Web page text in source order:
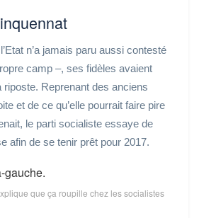
n’a jamais paru aussi contesté
camp –, ses fidèles avaient
riposte. Reprenant des anciens
et de ce qu’elle pourrait faire pire
le parti socialiste essaye de
afin de se tenir prêt pour 2017.
que ça roupille chez les socialistes